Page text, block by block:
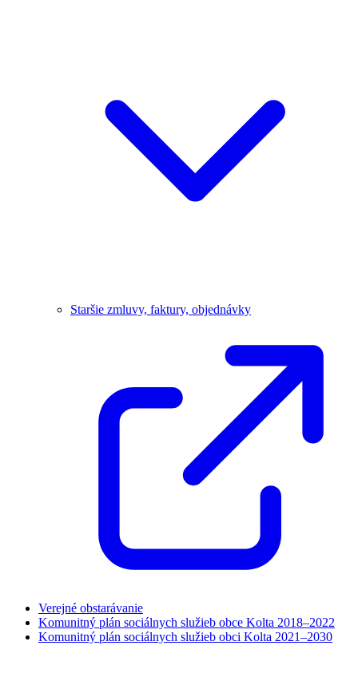
Staršie zmluvy, faktury, objednávky
Verejné obstarávanie
Komunitný plán sociálnych služieb obce Kolta 2018–2022
Komunitný plán sociálnych služieb obci Kolta 2021–2030